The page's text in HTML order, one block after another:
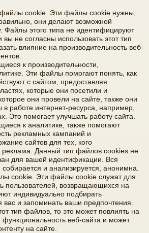
е
ан
"
Q
F.
S
U
cookie. Эти файлы cookie нужны,
они делают возможной
Файлы этого типа не идентифицируют
вы не согласны использовать этот тип
влияние на производительность веб-
к производительности,
Эти файлы помогают понять, как
с сайтом, предоставляя
которые они посетили и
они провели на сайте, также они
работе интернет-ресурса, например,
Это помогает улучшать работу сайта.
к аналитике, также помогают
рекламных кампаний и
сайтов для тех, кого
реклама. Данный тип файлов cookies не
для вашей идентификации. Вся
и анализируется, анонимна.
cookie. Эти файлы cookie служат для
пользователей, возвращающихся на
индивидуально подбирать
и запоминать ваши предпочтения.
тип файлов, то это может повлиять на
функциональность веб-сайта и может
на сайте.